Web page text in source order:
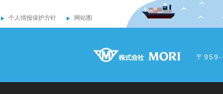
个人情报保护方针 网站图
〒